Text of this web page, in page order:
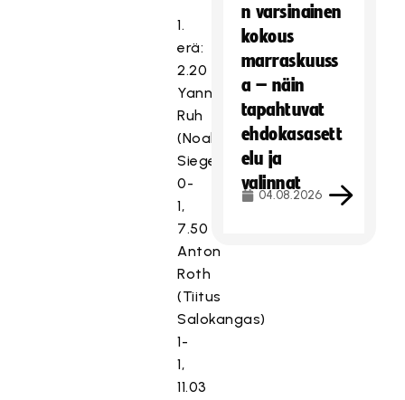
1.
erä:
2.20
Yann
Ruh
(Noah
Siegenthaler)
0-
1,
7.50
Anton
Roth
(Tiitus
Salokangas)
1-
1,
11.03
n varsinainen
kokous
marraskuuss
a – näin
tapahtuvat
ehdokasasett
elu ja
valinnat
04.08.2026